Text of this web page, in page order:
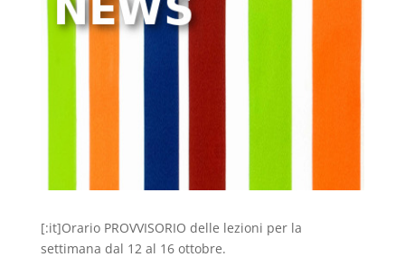
[:it]Orario PROVVISORIO delle lezioni per la
settimana dal 12 al 16 ottobre.